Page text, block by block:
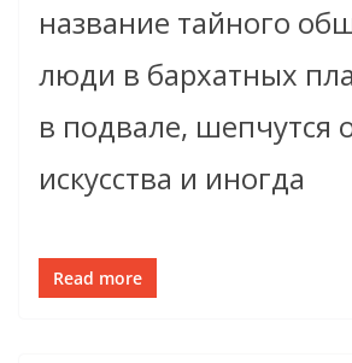
название тайного
люди в бархатных
в подвале, шепчутся
искусства и иногда
Read more